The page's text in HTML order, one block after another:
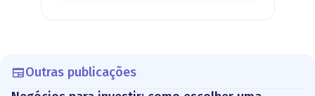
Outras publicações